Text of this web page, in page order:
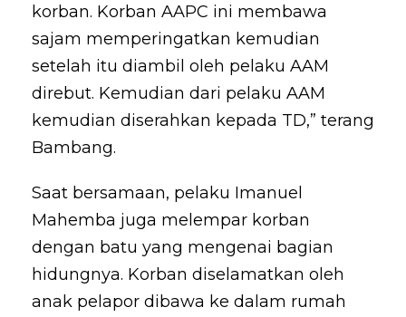
korban. Korban AAPC ini membawa
sajam memperingatkan kemudian
setelah itu diambil oleh pelaku AAM
direbut. Kemudian dari pelaku AAM
kemudian diserahkan kepada TD,” terang
Bambang.
Saat bersamaan, pelaku Imanuel
Mahemba juga melempar korban
dengan batu yang mengenai bagian
hidungnya. Korban diselamatkan oleh
anak pelapor dibawa ke dalam rumah